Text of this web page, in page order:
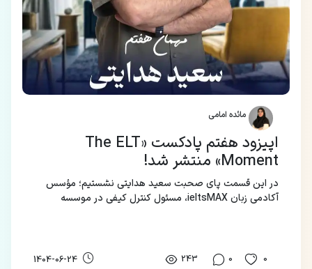
مائده امامی
اپیزود هفتم پادکست «The ELT
Moment» منتشر شد!
در این قسمت پای صحبت سعید هدایتی نشستیم؛ مؤسس
آکادمی زبان ieltsMAX، مسئول کنترل کیفی در موسسه
0
0
243
1404-06-24